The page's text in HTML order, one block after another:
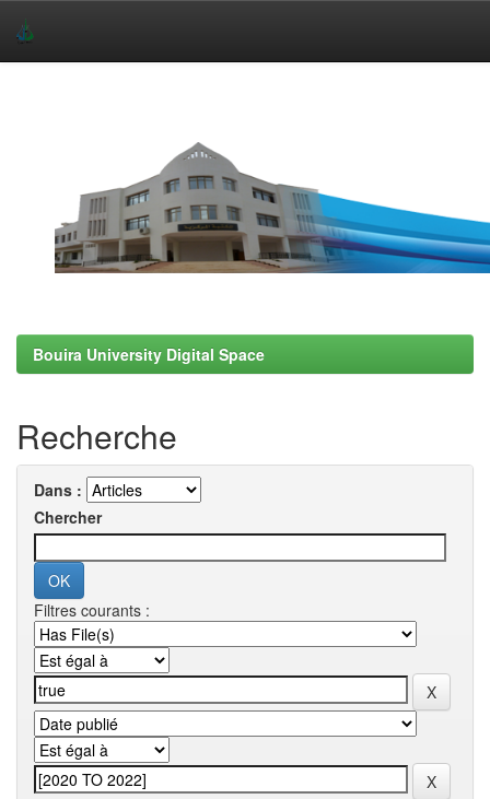
Bouira University Digital Space
Recherche
Dans :
Chercher
Filtres courants :